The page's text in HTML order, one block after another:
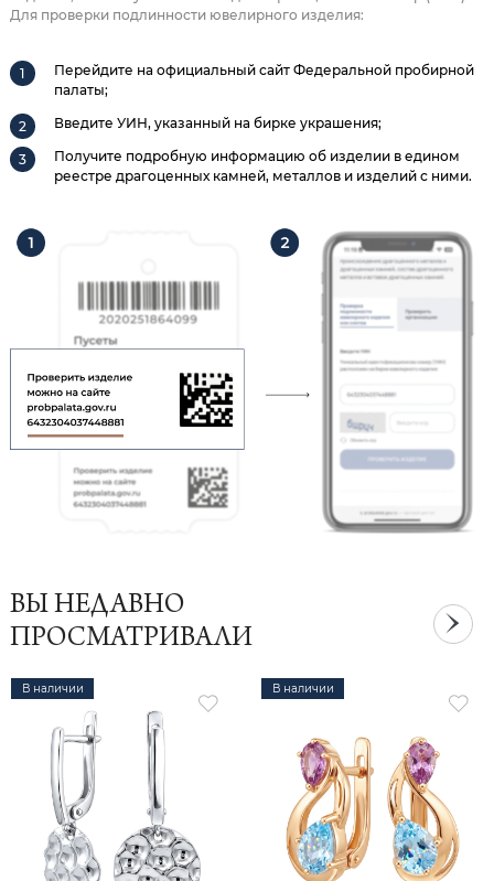
Для проверки подлинности ювелирного изделия:
Перейдите на официальный сайт Федеральной пробирной
палаты;
Введите УИН, указанный на бирке украшения;
Получите подробную информацию об изделии в едином
реестре драгоценных камней, металлов и изделий с ними.
ВЫ НЕДАВНО
ПРОСМАТРИВАЛИ
В наличии В наличии